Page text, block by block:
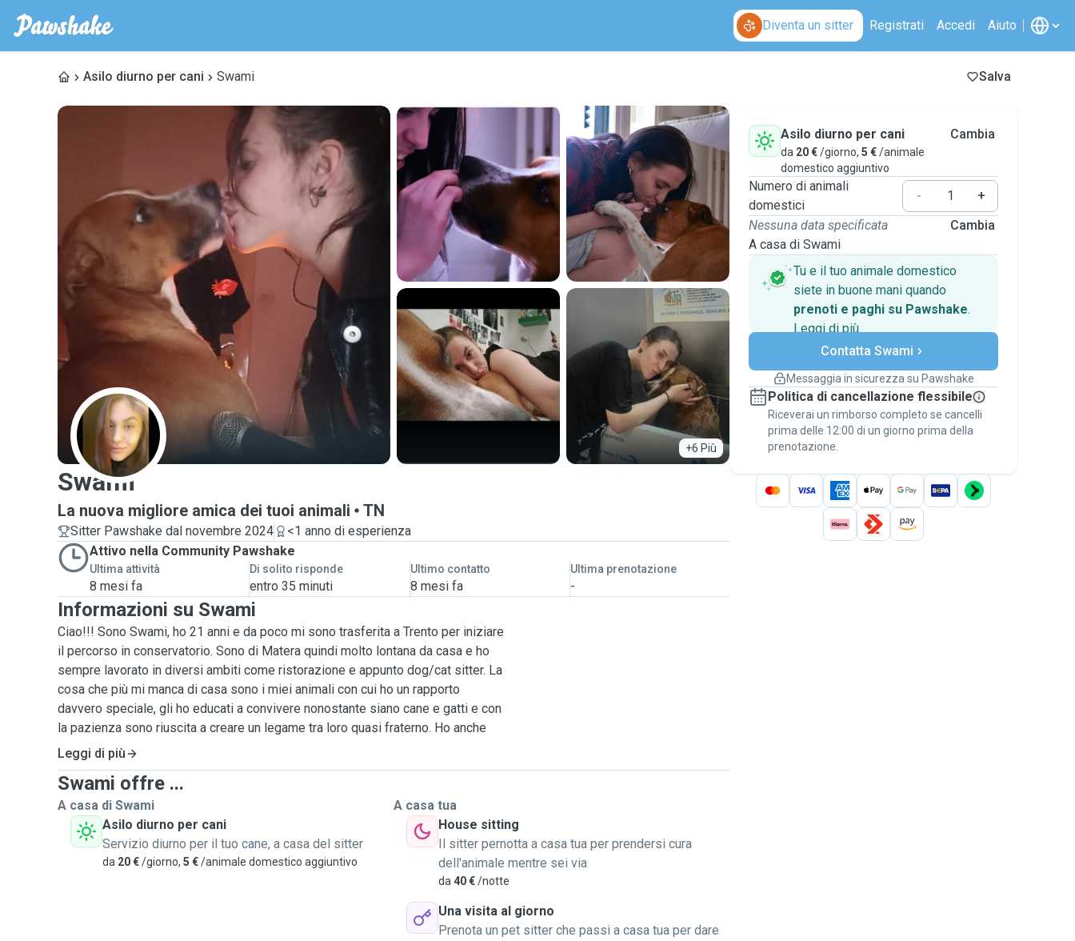
Diventa un sitter Registrati Accedi Aiuto
Asilo diurno per cani Swami Salva
+6 Più
S
Swami
La nuova migliore amica dei tuoi animali TN
Sitter Pawshake dal novembre 2024
<1 anno di esperienza
Attivo nella Community Pawshake
Ultima attività
8 mesi fa
Di solito risponde
entro 35 minuti
Ultimo contatto
8 mesi fa
Ultima prenotazione
-
Informazioni su Swami
Ciao!!! Sono Swami, ho 21 anni e da poco mi sono trasferita a Trento per iniziare
il percorso in conservatorio. Sono di Matera quindi molto lontana da casa e ho
sempre lavorato in diversi ambiti come ristorazione e appunto dog/cat sitter. La
cosa che più mi manca di casa sono i miei animali con cui ho un rapporto
davvero speciale, gli ho educati a convivere nonostante siano cane e gatti e con
la pazienza sono riuscita a creare un legame tra loro quasi fraterno. Ho anche
una tartaruga da più di 15 anni. Mi piace stare a contatto con gli animali, per me è
terapeutico e per questo vorrei renderlo oltre che la mia passione anche un
lavoro avendo tempo da poter dedicarci.
Sono disponibile per qualsiasi razza, dalle piccole alle grandi taglie. Posso
portare i vostri amici a quattro zampe a fare lunghe passeggiate sia di giorno
che di sera. Sono disponibile anche eventualmente per venire presso i vostri
domicili e mi posso occupare di qualsiasi animale.
Leggi di più
Swami offre ...
A casa di Swami
Asilo diurno per cani
Servizio diurno per il tuo cane, a casa del sitter
da 20 €/giorno, 5 €/animale domestico aggiuntivo
A casa tua
House sitting
Il sitter pernotta a casa tua per prendersi cura
dell'animale mentre sei via
da 40 €/notte
Una visita al giorno
Prenota un pet sitter che passi a casa tua per dare
Asilo diurno per cani
da 20 €/giorno, 5 €/animale
domestico aggiuntivo
Cambia
Numero di animali
domestici
-
+
Nessuna data specificata
A casa di Swami
Cambia
Tu e il tuo animale domestico
siete in buone mani quando
prenoti e paghi su Pawshake.
Leggi di piùPagamenti sicuri
Assistenza se i piani
Prenotazioni coperte
Stai su Pawshake - dal primo messaggio al
pagamento - per attivare laGaranzia
Pawshake.
Contatta Swami
Messaggia in sicurezza su Pawshake
Politica di cancellazione flessibile
Riceverai un rimborso completo se cancelli
prima delle 12:00 di un giorno prima della
prenotazione.